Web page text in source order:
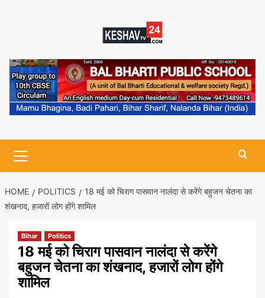
Menu
HOME POLITICS
18 मई को चिराग पासवान नालंदा से करेंगे बहुजन चेतना का
शंखनाद, हजारों लोग होंगे शामिल
Bihar Politics
18 मई को चिराग पासवान नालंदा से करेंगे
बहुजन चेतना का शंखनाद, हजारों लोग होंगे
शामिल